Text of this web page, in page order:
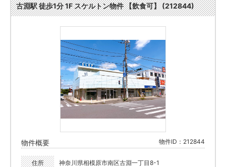
古淵駅 徒歩1分 1F スケルトン物件 【飲食可】 (212844)
物件概要 物件ID：212844
住所 神奈川県相模原市南区古淵一丁目8-1